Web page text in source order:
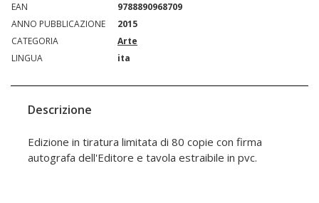
EAN
9788890968709
ANNO PUBBLICAZIONE
2015
CATEGORIA
Arte
LINGUA
ita
Descrizione
Edizione in tiratura limitata di 80 copie con firma
autografa dell'Editore e tavola estraibile in pvc.